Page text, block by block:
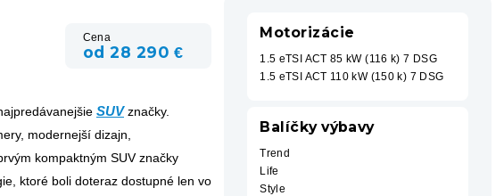
Cena
od 28 290 €
SUVznačky.
modernejší dizajn,
kompaktným SUV značky
ktoré boli doteraz dostupné len vo
Motorizácie
1.5 eTSI ACT 85 kW (116 k) 7 DSG
1.5 eTSI ACT 110 kW (150 k) 7 DSG
Balíčky výbavy
Trend
Life
Style